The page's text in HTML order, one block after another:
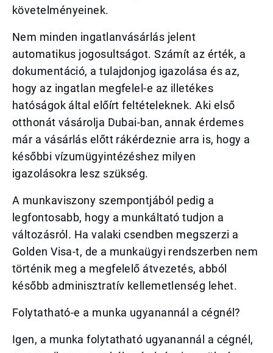
követelményeinek.
Nem minden ingatlanvásárlás jelent
automatikus jogosultságot. Számít az érték, a
dokumentáció, a tulajdonjog igazolása és az,
hogy az ingatlan megfelel-e az illetékes
hatóságok által előírt feltételeknek. Aki első
otthonát vásárolja Dubai-ban, annak érdemes
már a vásárlás előtt rákérdeznie arra is, hogy a
későbbi vízumügyintézéshez milyen
igazolásokra lesz szükség.
A munkaviszony szempontjából pedig a
legfontosabb, hogy a munkáltató tudjon a
változásról. Ha valaki csendben megszerzi a
Golden Visa-t, de a munkaügyi rendszerben nem
történik meg a megfelelő átvezetés, abból
később adminisztratív kellemetlenség lehet.
Folytatható-e a munka ugyanannál a cégnél?
Igen, a munka folytatható ugyanannál a cégnél,